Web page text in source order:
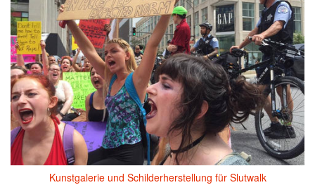
Kunstgalerie und Schilderherstellung für Slutwalk